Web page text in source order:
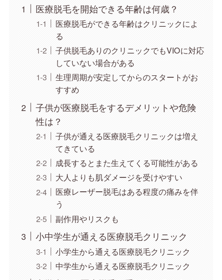
医療脱毛を開始できる年齢は何歳？
医療脱毛ができる年齢はクリニックによ
る
子供脱毛ありのクリニックでもVIOに対応
していない場合がある
生理周期が安定してからのスタートがお
すすめ
子供が医療脱毛をするデメリットや危険
性は？
子供が通える医療脱毛クリニックは増え
てきている
成長するとまた生えてくる可能性がある
大人よりも肌ダメージを受けやすい
医療レーザー脱毛はある程度の痛みを伴
う
副作用やリスクも
小中学生が通える医療脱毛クリニック
小学生から通える医療脱毛クリニック
中学生から通える医療脱毛クリニック